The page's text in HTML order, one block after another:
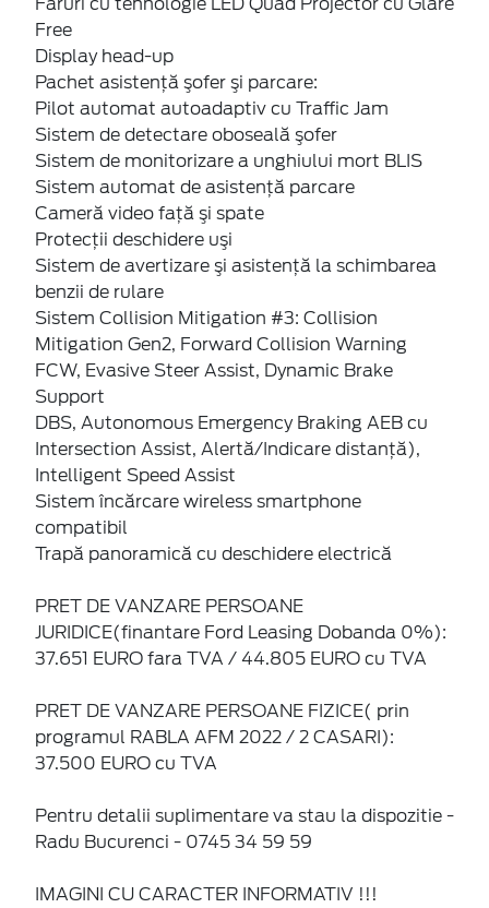
Free
Display head-up
Pachet asistenţă şofer şi parcare:
Pilot automat autoadaptiv cu Traffic Jam
Sistem de detectare oboseală şofer
Sistem de monitorizare a unghiului mort BLIS
Sistem automat de asistenţă parcare
Cameră video faţă şi spate
Protecţii deschidere uşi
Sistem de avertizare şi asistenţă la schimbarea
benzii de rulare
Sistem Collision Mitigation #3: Collision
Mitigation Gen2, Forward Collision Warning
FCW, Evasive Steer Assist, Dynamic Brake
Support
DBS, Autonomous Emergency Braking AEB cu
Intersection Assist, Alertă/Indicare distanță),
Intelligent Speed Assist
Sistem încărcare wireless smartphone
compatibil
Trapă panoramică cu deschidere electrică
PRET DE VANZARE PERSOANE
JURIDICE(finantare Ford Leasing Dobanda 0%):
37.651 EURO fara TVA / 44.805 EURO cu TVA
PRET DE VANZARE PERSOANE FIZICE( prin
programul RABLA AFM 2022 / 2 CASARI):
37.500 EURO cu TVA
Pentru detalii suplimentare va stau la dispozitie -
Radu Bucurenci - 0745 34 59 59
IMAGINI CU CARACTER INFORMATIV !!!